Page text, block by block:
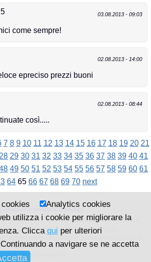
Analytics cookies
utilizza i cookie per migliorare la
Cliccaqui per ulteriori
a navigare se ne accetta
03.08.2013 - 09:03
come sempre!
02.08.2013 - 14:00
epreciso prezzi buoni
02.08.2013 - 08:44
così.....
7 8 9 10 11 12 13 14 15 16 17 18 19 20 21
29 30 31 32 33 34 35 36 37 38 39 40 41
49 50 51 52 53 54 55 56 57 58 59 60 61
64 65 66 67 68 69 70 next
[Visualizza versione desktop]
- I-39012 MERANO Tel. 0473 49
24 Part.Iva 02726200211 All Rights
sono soggette a cambiamenti senza
|Pagamenti|impressum|Condizioni di